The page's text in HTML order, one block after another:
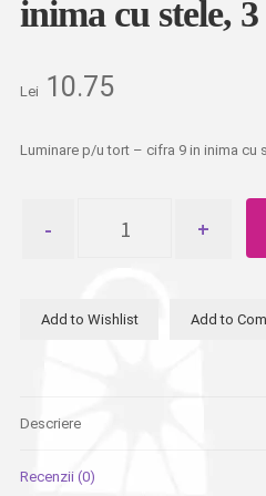
inima cu stele,
Lei 10.75
Luminare p/u tort – cifra 9 in inima cu
Luminare
cifra
cu
buc
Add to Wishlist Add to
Descriere
Recenzii (0)